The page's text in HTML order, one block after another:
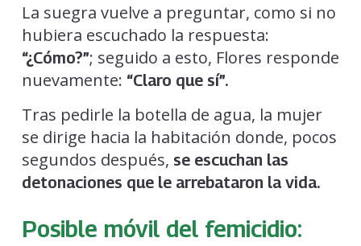
La suegra vuelve a preguntar, como si no
hubiera escuchado la respuesta:
“¿Cómo?”; seguido a esto, Flores responde
nuevamente: “Claro que sí”.
Tras pedirle la botella de agua, la mujer
se dirige hacia la habitación donde, pocos
segundos después, se escuchan las
detonaciones que le arrebataron la vida.
Posible móvil del femicidio: